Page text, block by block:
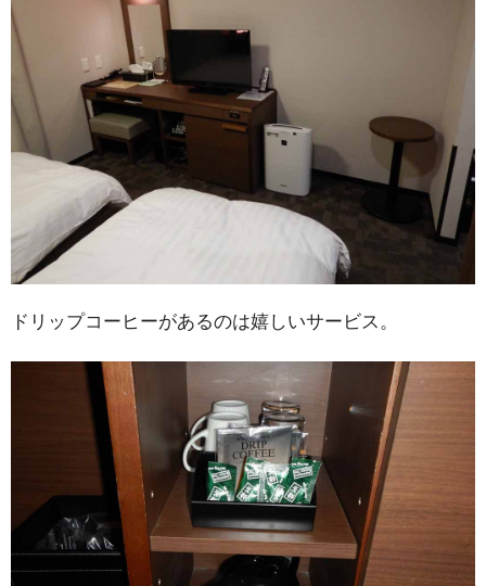
ドリップコーヒーがあるのは嬉しいサービス。